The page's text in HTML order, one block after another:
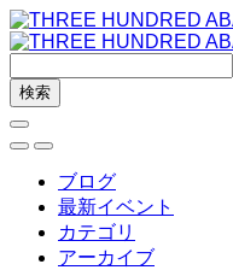
ブログ
最新イベント
カテゴリ
アーカイブ